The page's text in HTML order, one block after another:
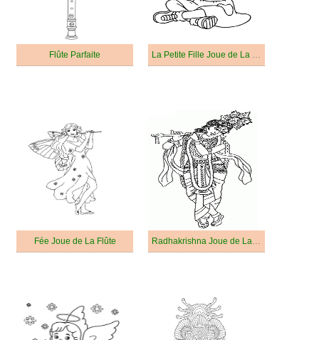
Flûte Parfaite La Petite Fille Joue de La Flûte
Fée Joue de La Flûte Radhakrishna Joue de La Flûte